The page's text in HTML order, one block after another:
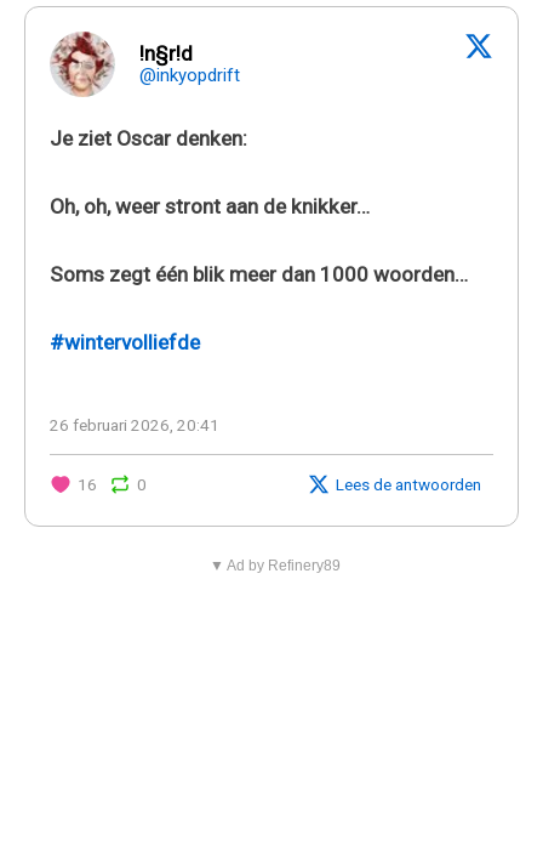
!n§r!d
@inkyopdrift
Je ziet Oscar denken:
Oh, oh, weer stront aan de knikker…
Soms zegt één blik meer dan 1000 woorden…
#wintervolliefde
26 februari 2026, 20:41
16 0 Lees de antwoorden
▼ Ad by Refinery89